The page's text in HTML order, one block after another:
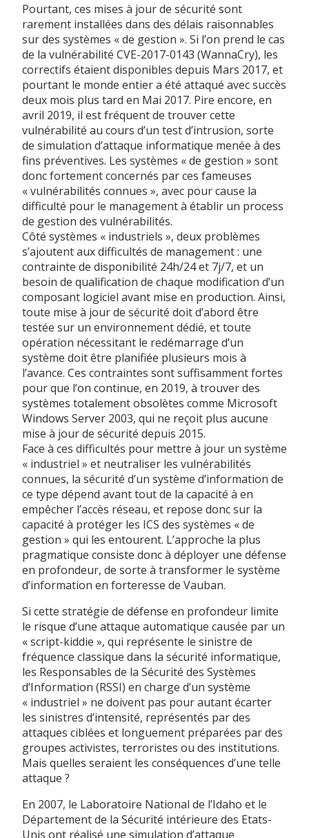
Pourtant, ces mises à jour de sécurité sont
rarement installées dans des délais raisonnables
sur des systèmes « de gestion ». Si l’on prend le cas
de la vulnérabilité CVE-2017-0143 (WannaCry), les
correctifs étaient disponibles depuis Mars 2017, et
pourtant le monde entier a été attaqué avec succès
deux mois plus tard en Mai 2017. Pire encore, en
avril 2019, il est fréquent de trouver cette
vulnérabilité au cours d’un test d’intrusion, sorte
de simulation d’attaque informatique menée à des
fins préventives. Les systèmes « de gestion » sont
donc fortement concernés par ces fameuses
« vulnérabilités connues », avec pour cause la
difficulté pour le management à établir un process
de gestion des vulnérabilités.
Côté systèmes « industriels », deux problèmes
s’ajoutent aux difficultés de management : une
contrainte de disponibilité 24h/24 et 7j/7, et un
besoin de qualification de chaque modification d’un
composant logiciel avant mise en production. Ainsi,
toute mise à jour de sécurité doit d’abord être
testée sur un environnement dédié, et toute
opération nécessitant le redémarrage d’un
système doit être planifiée plusieurs mois à
l’avance. Ces contraintes sont suffisamment fortes
pour que l’on continue, en 2019, à trouver des
systèmes totalement obsolètes comme Microsoft
Windows Server 2003, qui ne reçoit plus aucune
mise à jour de sécurité depuis 2015.
Face à ces difficultés pour mettre à jour un système
« industriel » et neutraliser les vulnérabilités
connues, la sécurité d’un système d’information de
ce type dépend avant tout de la capacité à en
empêcher l’accès réseau, et repose donc sur la
capacité à protéger les ICS des systèmes « de
gestion » qui les entourent. L’approche la plus
pragmatique consiste donc à déployer une défense
en profondeur, de sorte à transformer le système
d’information en forteresse de Vauban.
Si cette stratégie de défense en profondeur limite
le risque d’une attaque automatique causée par un
« script-kiddie », qui représente le sinistre de
fréquence classique dans la sécurité informatique,
les Responsables de la Sécurité des Systèmes
d’Information (RSSI) en charge d’un système
« industriel » ne doivent pas pour autant écarter
les sinistres d’intensité, représentés par des
attaques ciblées et longuement préparées par des
groupes activistes, terroristes ou des institutions.
Mais quelles seraient les conséquences d’une telle
attaque ?
En 2007, le Laboratoire National de l’Idaho et le
Département de la Sécurité intérieure des Etats-
Unis ont réalisé une simulation d’attaque